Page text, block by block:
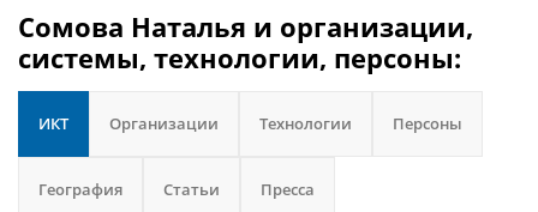
Сомова Наталья и организации,
системы, технологии, персоны:
ИКТ Организации Технологии Персоны
География Статьи Пресса